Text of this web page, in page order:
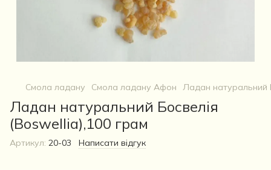
Смола ладану Смола ладану Афон Ладан натуральний
Ладан натуральний Босвелія
(Boswellia),100 грам
Артикул: 20-03 Написати відгук